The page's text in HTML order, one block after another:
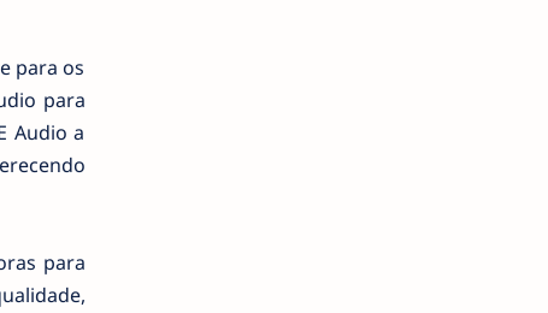
para os
para
Audio a
para